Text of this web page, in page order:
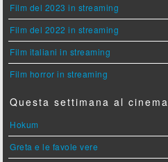
Film del 2023 in streaming
Film del 2022 in streaming
Film italiani in streaming
Film horror in streaming
Questa settimana al cinema
Hokum
Greta e le favole vere